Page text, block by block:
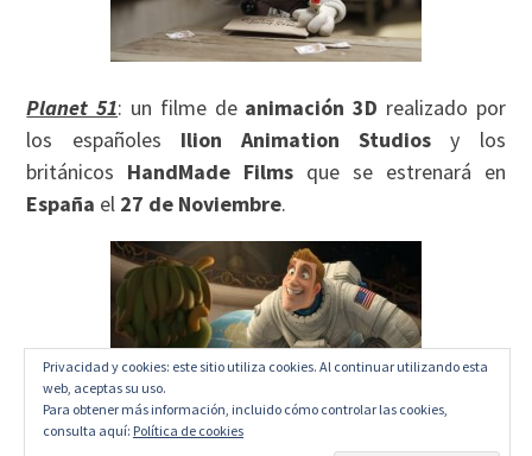
Planet 51: un filme de animación 3D realizado por
los españoles Ilion Animation Studios y los
británicos HandMade Films que se estrenará en
España el 27 de Noviembre.
Privacidad y cookies: este sitio utiliza cookies. Al continuar utilizando esta
web, aceptas su uso.
Para obtener más información, incluido cómo controlar las cookies,
consulta aquí: Política de cookies